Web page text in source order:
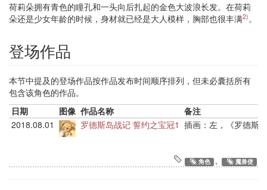
荷莉朵拥有青色的瞳孔和一头向后扎起的金色大波浪长发。在荷莉
朵还是少女年龄的时候，身材就已经是大人模样，胸部也很丰满2)。
登场作品
本节中提及的登场作品按作品发布时间顺序排列，但未必囊括所有
包含该角色的作品。
日期
图像 作品名称
备注
2018.08.01
罗德斯岛战记 誓约之宝冠1 插画：左，《罗德斯
角色 , 魔兽使